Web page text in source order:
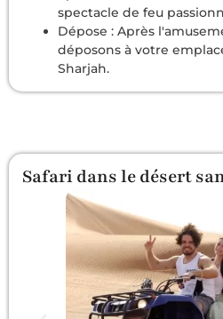
spectacle de feu
Dépose : Après
déposons à votre
Sharjah.
Safari dans le désert